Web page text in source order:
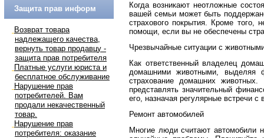
Защита прав информ
Возврат товара
надлежащего качества,
вернуть товар продавцу -
защита прав потребителя
Платные услуги юриста и
бесплатное обслуживание
Нарушение прав
потребителей. Вам
продали некачественный
товар.
Нарушение прав
потребителя: оказание
Когда возникают неотложные
вашей семьи может быть
страхового покрытия. Кроме того,
помощи, если вы не обеспечены
Чрезвычайные ситуации с
Как ответственный владелец
домашними животными, выделяя
страхование домашних
представлять значительный
его, назначая регулярные встречи с
Ремонт автомобилей
Многие люди считают автомобили